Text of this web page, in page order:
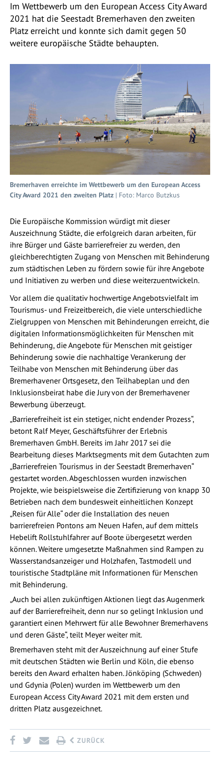
Im Wettbewerb um den European Access City Award
2021 hat die Seestadt Bremerhaven den zweiten
Platz erreicht und konnte sich damit gegen 50
weitere europäische Städte behaupten.
Bremerhaven erreichte im Wettbewerb um den European Access
City Award 2021 den zweiten Platz | Foto: Marco Butzkus
Die Europäische Kommission würdigt mit dieser
Auszeichnung Städte, die erfolgreich daran arbeiten, für
ihre Bürger und Gäste barrierefreier zu werden, den
gleichberechtigten Zugang von Menschen mit Behinderung
zum städtischen Leben zu fördern sowie für ihre Angebote
und Initiativen zu werben und diese weiterzuentwickeln.
Vor allem die qualitativ hochwertige Angebotsvielfalt im
Tourismus- und Freizeitbereich, die viele unterschiedliche
Zielgruppen von Menschen mit Behinderungen erreicht, die
digitalen Informationsmöglichkeiten für Menschen mit
Behinderung, die Angebote für Menschen mit geistiger
Behinderung sowie die nachhaltige Verankerung der
Teilhabe von Menschen mit Behinderung über das
Bremerhavener Ortsgesetz, den Teilhabeplan und den
Inklusionsbeirat habe die Jury von der Bremerhavener
Bewerbung überzeugt.
„Barrierefreiheit ist ein stetiger, nicht endender Prozess“,
betont Ralf Meyer, Geschäftsführer der Erlebnis
Bremerhaven GmbH. Bereits im Jahr 2017 sei die
Bearbeitung dieses Marktsegments mit dem Gutachten zum
„Barrierefreien Tourismus in der Seestadt Bremerhaven“
gestartet worden. Abgeschlossen wurden inzwischen
Projekte, wie beispielsweise die Zertifizierung von knapp 30
Betrieben nach dem bundesweit einheitlichen Konzept
„Reisen für Alle“ oder die Installation des neuen
barrierefreien Pontons am Neuen Hafen, auf dem mittels
Hebelift Rollstuhlfahrer auf Boote übergesetzt werden
können. Weitere umgesetzte Maßnahmen sind Rampen zu
Wasserstandsanzeiger und Holzhafen, Tastmodell und
touristische Stadtpläne mit Informationen für Menschen
mit Behinderung.
„Auch bei allen zukünftigen Aktionen liegt das Augenmerk
auf der Barrierefreiheit, denn nur so gelingt Inklusion und
garantiert einen Mehrwert für alle Bewohner Bremerhavens
und deren Gäste“, teilt Meyer weiter mit.
Bremerhaven steht mit der Auszeichnung auf einer Stufe
mit deutschen Städten wie Berlin und Köln, die ebenso
bereits den Award erhalten haben. Jönköping (Schweden)
und Gdynia (Polen) wurden im Wettbewerb um den
European Access City Award 2021 mit dem ersten und
dritten Platz ausgezeichnet.
ZURÜCK